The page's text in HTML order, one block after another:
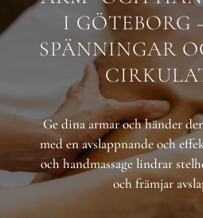
I GÖTEBORG
SPÄNNINGAR
Ge dina armar och händer
med en avslappnande och
och handmassage lindrar
och främjar